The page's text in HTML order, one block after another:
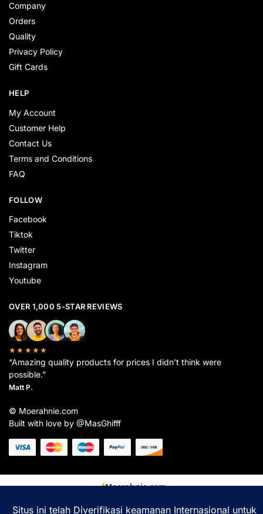
Company
Orders
Quality
Privacy Policy
Gift Cards
HELP
My Account
Customer Help
Contact Us
Terms and Conditions
FAQ
FOLLOW
Facebook
Tiktok
Twitter
Instagram
Youtube
OVER 1,000 5-STAR REVIEWS
★★★★★
“Amazing quality products for prices I didn’t think were
possible.”
Matt P.
© Moerahnie.com
Built with love by @MasGhifff
Moerahnie.com
pengalaman belanja terbaik Anda.